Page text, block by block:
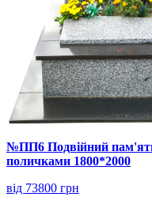
№ПП6 Подвійний
поличками 1800*2000
від 73800 грн